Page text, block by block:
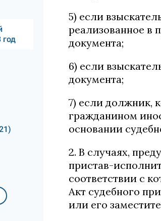
год
5) если
реализованное в
документа;
6) если
документа;
7) если должник,
гражданином
основании
2. В случаях,
пристав-
соответствии с
Акт судебного
или его